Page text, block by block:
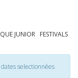
JUNIOR FESTIVALS
selectionnées